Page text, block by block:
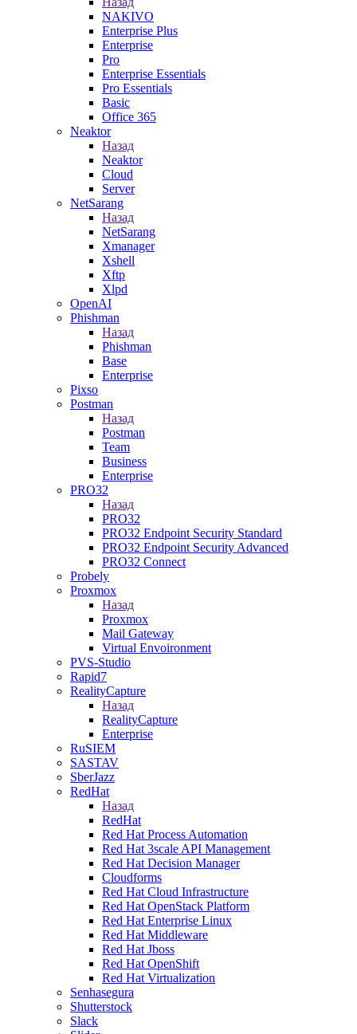
NAKIVO
Enterprise Plus
Enterprise
Pro
Enterprise Essentials
Pro Essentials
Basic
Office 365
Neaktor
Назад
Neaktor
Cloud
Server
NetSarang
Назад
NetSarang
Xmanager
Xshell
Xftp
Xlpd
OpenAI
Phishman
Назад
Phishman
Base
Enterprise
Pixso
Postman
Назад
Postman
Team
Business
Enterprise
PRO32
Назад
PRO32
PRO32 Endpoint Security Standard
PRO32 Endpoint Security Advanced
PRO32 Connect
Probely
Proxmox
Назад
Proxmox
Mail Gateway
Virtual Envoironment
PVS-Studio
Rapid7
RealityCapture
Назад
RealityCapture
Enterprise
RuSIEM
SASTAV
SberJazz
RedHat
Назад
RedHat
Red Hat Process Automation
Red Hat 3scale API Management
Red Hat Decision Manager
Cloudforms
Red Hat Cloud Infrastructure
Red Hat OpenStack Platform
Red Hat Enterprise Linux
Red Hat Middleware
Red Hat Jboss
Red Hat OpenShift
Red Hat Virtualization
Senhasegura
Shutterstock
Slack